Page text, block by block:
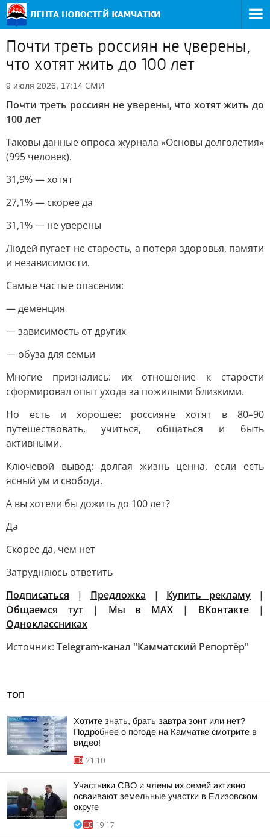
Почти треть россиян не уверены,
что хотят жить до 100 лет
9 июля 2026, 17:14 СМИ
Почти треть россиян не уверены, что хотят жить до
100 лет
Таковы данные опроса журнала «Основы долголетия»
(995 человек).
31,9% — хотят
27,1% — скорее да
31,1% — не уверены
Людей пугает не старость, а потеря здоровья, памяти
и независимости.
Самые частые опасения:
— деменция
— зависимость от других
— обуза для семьи
Многие признались: их отношение к старости
сформировал опыт ухода за пожилыми близкими.
Но есть и хорошее: россияне хотят в 80–90
путешествовать, учиться, общаться и быть
активными.
Ключевой вывод: долгая жизнь ценна, если есть
ясный ум и свобода.
А вы хотели бы дожить до 100 лет?
Да
Скорее да, чем нет
Затрудняюсь ответить
Подписаться | Предложка | Купить рекламу |
Общаемся тут| Мы в МАХ| ВКонтакте|
Одноклассниках
Источник: Telegram-канал "Камчатский Репортёр"
ТОП
Хотите знать, брать завтра зонт или нет?
Подробнее о погоде на Камчатке смотрите в
видео!
21:10
Участники СВО и члены их семей активно
осваивают земельные участки в Елизовском
округе
19:17